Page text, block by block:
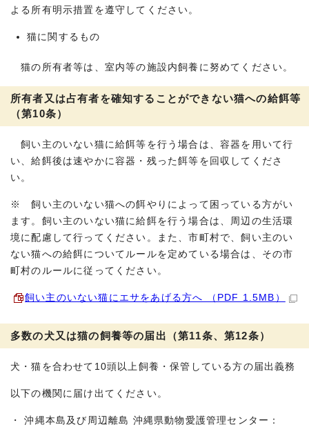
よる所有明示措置を遵守してください。
猫に関するもの
猫の所有者等は、室内等の施設内飼養に努めてください。
所有者又は占有者を確知することができない猫への給餌等
（第10条）
飼い主のいない猫に給餌等を行う場合は、容器を用いて行
い、給餌後は速やかに容器・残った餌等を回収してくださ
い。
※ 飼い主のいない猫への餌やりによって困っている方がい
ます。飼い主のいない猫に給餌を行う場合は、周辺の生活環
境に配慮して行ってください。また、市町村で、飼い主のい
ない猫への給餌についてルールを定めている場合は、その市
町村のルールに従ってください。
飼い主のいない猫にエサをあげる方へ （PDF 1.5MB）
多数の犬又は猫の飼養等の届出（第11条、第12条）
犬・猫を合わせて10頭以上飼養・保管している方の届出義務
以下の機関に届け出てください。
・ 沖縄本島及び周辺離島 沖縄県動物愛護管理センター：